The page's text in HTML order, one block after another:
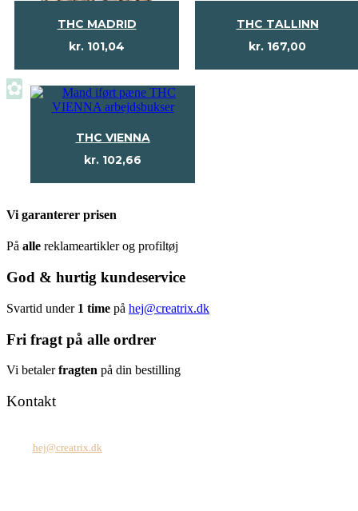
THC MADRID
kr. 101,04
THC TALLINN
kr. 167,00
✿
THC VIENNA
kr. 102,66
Vi garanterer prisen
På alle reklameartikler og profiltøj
God & hurtig kundeservice
Svartid under 1 time på hej@creatrix.dk
Fri fragt på alle ordrer
Vi betalerfragten på din bestilling
Kontakt
hej@creatrix.dk